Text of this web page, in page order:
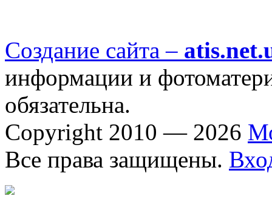
Создание сайта –
информации и
обязательна.
Copyright 2010 — 2026
Все права защищены.